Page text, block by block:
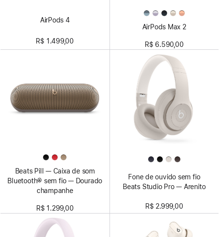
AirPods 4
R$ 1.499,00
AirPods Max 2
R$ 6.590,00
Beats Pill — Caixa de som
Bluetooth® sem fio — Dourado
champanhe
R$ 1.299,00
Fone de ouvido sem fio
Beats Studio Pro — Arenito
R$ 2.999,00